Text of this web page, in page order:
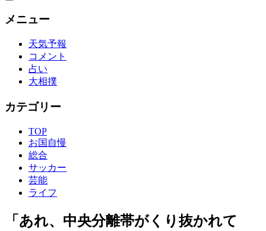
メニュー
天気予報
コメント
占い
大相撲
カテゴリー
TOP
お国自慢
総合
サッカー
芸能
ライフ
「あれ、中央分離帯がくり抜かれて